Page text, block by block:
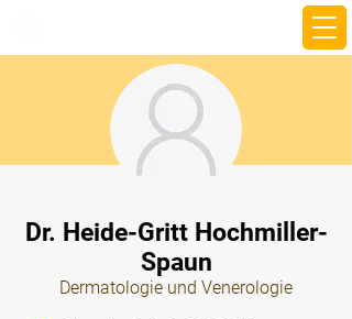
Dr. Heide-Gritt Hochmiller-
Spaun
Dermatologie und Venerologie